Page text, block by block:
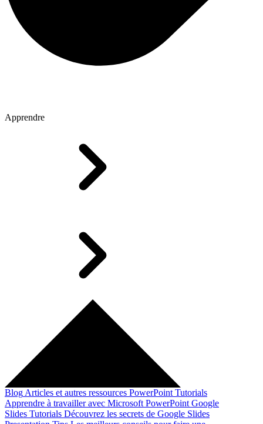
Apprendre
Blog Articles et autres ressources PowerPoint Tutorials
Apprendre à travailler avec Microsoft PowerPoint Google
Slides Tutorials Découvrez les secrets de Google Slides